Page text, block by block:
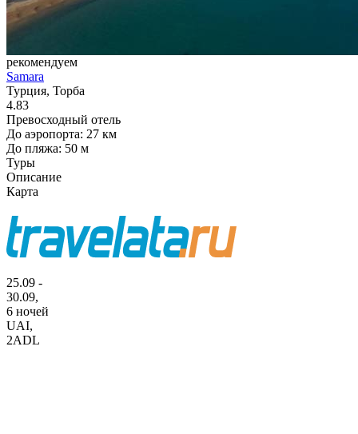
рекомендуем
Samara
Турция, Торба
4.83
Превосходный отель
До аэропорта: 27 км
До пляжа: 50 м
Туры
Описание
Карта
25.09 -
30.09,
6 ночей
UAI,
2ADL